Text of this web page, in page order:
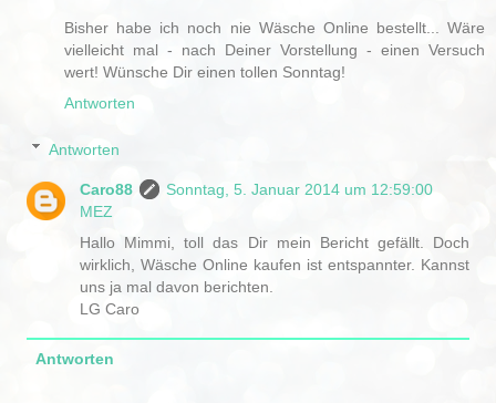
Bisher habe ich noch nie Wäsche Online bestellt... Wäre
vielleicht mal - nach Deiner Vorstellung - einen Versuch
wert! Wünsche Dir einen tollen Sonntag!
Antworten
Antworten
Caro88
Sonntag, 5. Januar 2014 um 12:59:00
MEZ
Hallo Mimmi, toll das Dir mein Bericht gefällt. Doch
wirklich, Wäsche Online kaufen ist entspannter. Kannst
uns ja mal davon berichten.
LG Caro
Antworten